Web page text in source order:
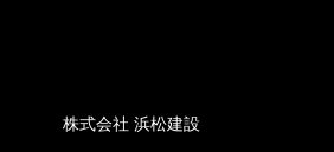
株式会社 浜松建設